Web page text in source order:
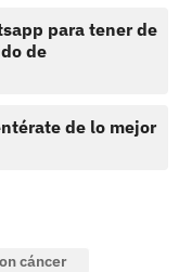
para tener de
de
de lo mejor
cáncer